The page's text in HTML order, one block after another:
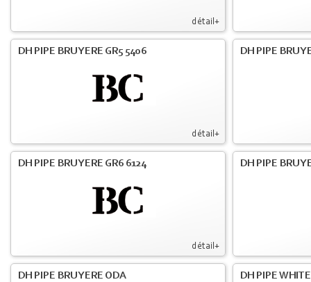
détail+
détail+
DH PIPE BRUYERE GR5 5406 DH PIPE
détail+
DH PIPE BRUYERE GR6 6124 DH PIPE
DH PIPE BRUYERE ODA DH PIPE